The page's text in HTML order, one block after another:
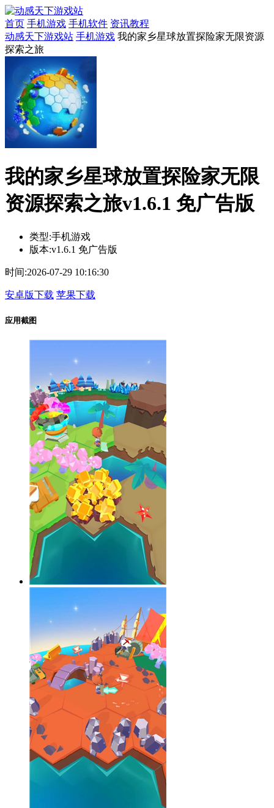
首页 手机游戏 手机软件 资讯教程
动感天下游戏站 手机游戏 我的家乡星球放置探险家无限资源
探索之旅
我的家乡星球放置探险家无限
资源探索之旅v1.6.1 免广告版
类型:手机游戏
版本:v1.6.1 免广告版
时间:2026-07-29 10:16:30
安卓版下载 苹果下载
应用截图